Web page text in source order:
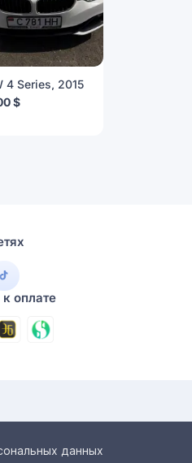
4 Series, 2015
$
оплате
данных